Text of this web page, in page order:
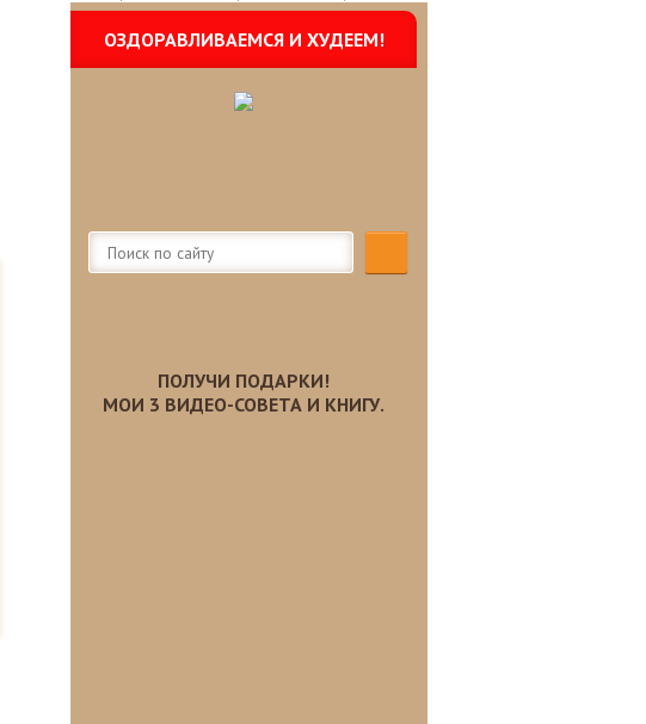
ОЗДОРАВЛИВАЕМСЯ И ХУДЕЕМ!
ПОЛУЧИ ПОДАРКИ!
МОИ 3 ВИДЕО-СОВЕТА И КНИГУ.